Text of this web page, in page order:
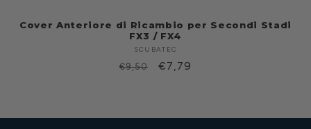
Cover Anteriore di Ricambio per Secondi Stadi
FX3 / FX4
Produttore:
SCUBATEC
Prezzo
€9,50
Prezzo
€7,79